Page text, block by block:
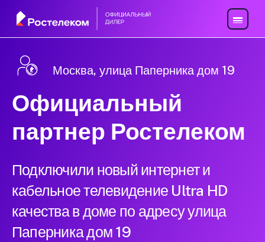
Москва, улица Паперника дом 19
Официальный
партнер Ростелеком
Подключили новый интернет и
кабельное телевидение Ultra HD
качества в доме по адресу улица
Паперника дом 19